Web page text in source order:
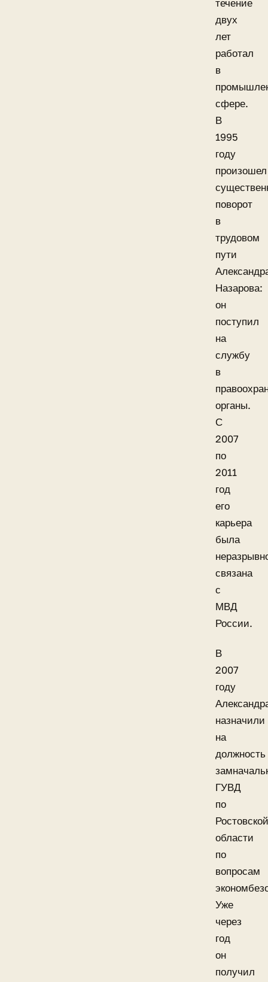
течение
двух
лет
работал
в
сфере.
В
1995
году
произошел
поворот
в
трудовом
пути
Назарова:
он
поступил
на
службу
в
органы.
С
2007
по
2011
год
его
карьера
была
связана
с
МВД
России.
В
2007
году
назначили
на
должность
ГУВД
по
Ростовской
области
по
вопросам
Уже
через
год
он
получил